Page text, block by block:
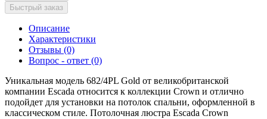
Быстрый заказ
Описание
Характеристики
Отзывы (0)
Вопрос - ответ (0)
Уникальная модель 682/4PL Gold от великобританской
компании Escada относится к коллекции Crown и отлично
подойдет для установки на потолок спальни, оформленной в
классическом стиле. Потолочная люстра Escada Crown